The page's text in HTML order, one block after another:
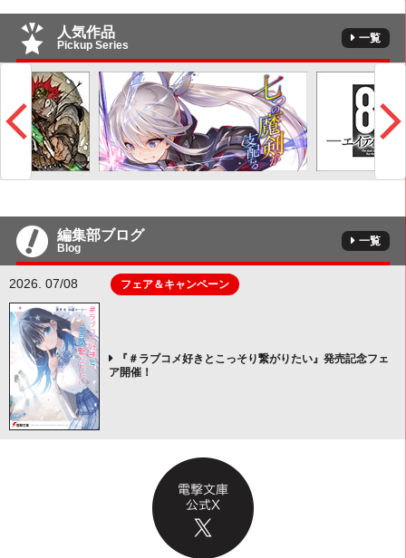
人気作品
Pickup Series
一覧
編集部ブログ
Blog
一覧
2026. 07/08 フェア＆キャンペーン
『＃ラブコメ好きとこっそり繋がりたい』発売記念フェ
ア開催！